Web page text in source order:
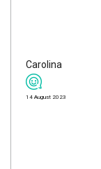
Carolina
14 August 2023